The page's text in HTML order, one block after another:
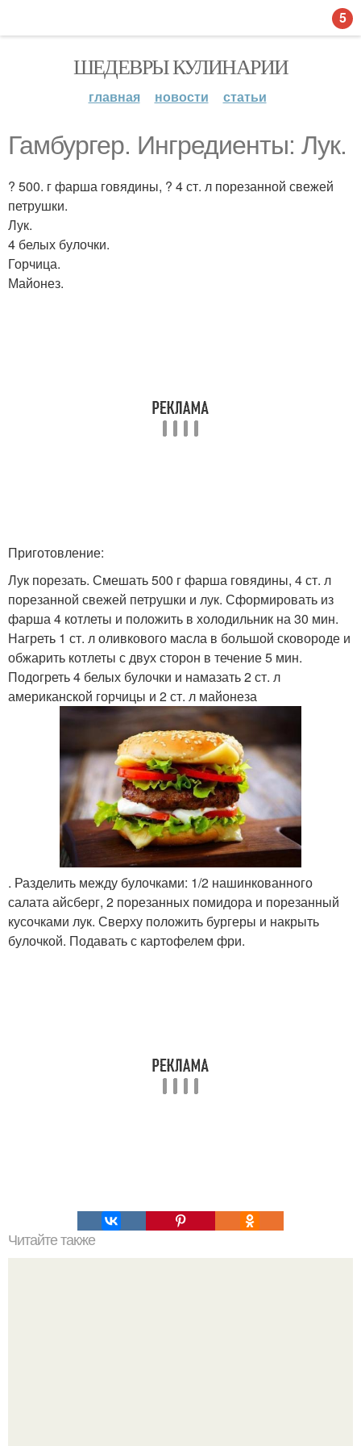
ШЕДЕВРЫ КУЛИНАРИИ
главная новости статьи
Гамбургер. Ингредиенты: Лук.
? 500. г фарша говядины, ? 4 ст. л порезанной свежей
петрушки.
Лук.
4 белых булочки.
Горчица.
Майонез.
Приготовление:
Лук порезать. Смешать 500 г фарша говядины, 4 ст. л
порезанной свежей петрушки и лук. Сформировать из
фарша 4 котлеты и положить в холодильник на 30 мин.
Нагреть 1 ст. л оливкового масла в большой сковороде и
обжарить котлеты с двух сторон в течение 5 мин.
Подогреть 4 белых булочки и намазать 2 ст. л
американской горчицы и 2 ст. л майонеза
. Разделить между булочками: 1/2 нашинкованного
салата айсберг, 2 порезанных помидора и порезанный
кусочками лук. Сверху положить бургеры и накрыть
булочкой. Подавать с картофелем фри.
Читайте также
5